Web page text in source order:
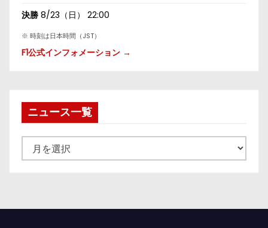
決勝 8/23（日） 22:00
※ 時刻は日本時間（JST）
F1公式インフォメーション →
ニュース一覧
ュ
一